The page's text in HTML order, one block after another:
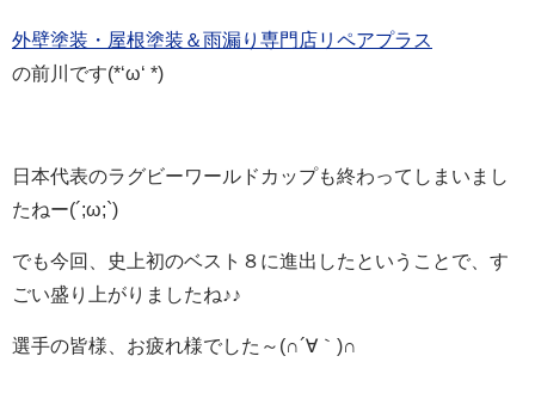
外壁塗装・屋根塗装＆雨漏り専門店リペアプラス
の前川です(*‘ω‘ *)
日本代表のラグビーワールドカップも終わってしまいまし
たねー(´;ω;`)
でも今回、史上初のベスト８に進出したということで、す
ごい盛り上がりましたね♪♪
選手の皆様、お疲れ様でした～(∩´∀｀)∩